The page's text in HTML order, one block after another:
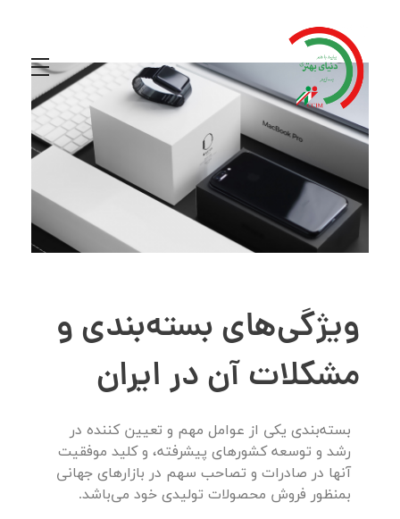
ویژگی‌های بسته‌بندی و
مشکلات آن در ایران
بسته‌بندی یکی از عوامل مهم و تعیین کننده در
رشد و توسعه کشورهای پیشرفته، و کلید موفقیت
آنها در صادرات و تصاحب سهم در بازارهای جهانی
بمنظور فروش محصولات تولیدی خود می‌باشد.